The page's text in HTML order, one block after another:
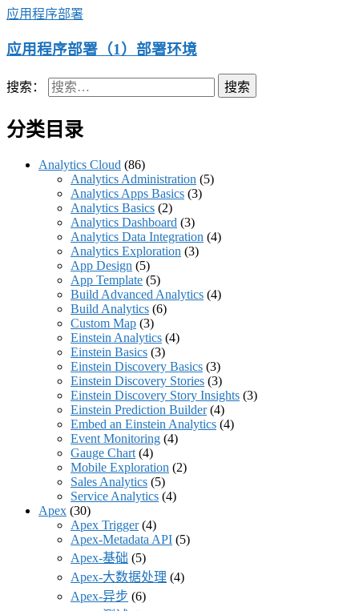
应用程序部署
应用程序部署（1）部署环境
搜索：
分类目录
Analytics Cloud (86)
Analytics Administration (5)
Analytics Apps Basics (3)
Analytics Basics (2)
Analytics Dashboard (3)
Analytics Data Integration (4)
Analytics Exploration (3)
App Design (5)
App Template (5)
Build Advanced Analytics (4)
Build Analytics (6)
Custom Map (3)
Einstein Analytics (4)
Einstein Basics (3)
Einstein Discovery Basics (3)
Einstein Discovery Stories (3)
Einstein Discovery Story Insights (3)
Einstein Prediction Builder(4)
Embed an Einstein Analytics (4)
Event Monitoring (4)
Gauge Chart (4)
Mobile Exploration (2)
Sales Analytics (5)
Service Analytics (4)
Apex (30)
Apex Trigger(4)
Apex-Metadata API (5)
Apex-基础 (5)
Apex-大数据处理 (4)
Apex-异步 (6)